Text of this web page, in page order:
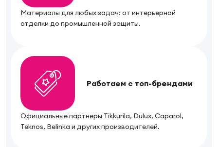
Материалы для любых задач: от интерьерной
отделки до промышленной защиты.
Работаем с топ-брендами
Официальные партнеры Tikkurila, Dulux, Caparol,
Teknos, Belinka и других производителей.